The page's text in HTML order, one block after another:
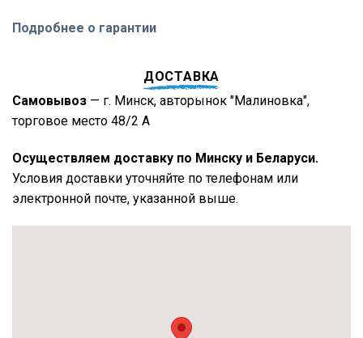
Подробнее о гарантии
ДОСТАВКА
Самовывоз — г. Минск, авторынок "Малиновка",
торговое место 48/2 А
Осуществляем доставку по Минску и Беларуси.
Условия доставки уточняйте по телефонам или
электронной почте, указанной выше.